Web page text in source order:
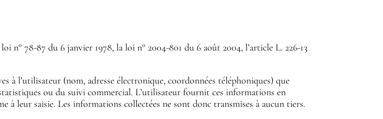
n° 78-87 du 6 janvier 1978, la loi n° 2004-801 du 6 août 2004, l’article L. 226-13
à l’utilisateur (nom, adresse électronique, coordonnées téléphoniques) que
ou du suivi commercial. L’utilisateur fournit ces informations en
à leur saisie. Les informations collectées ne sont donc transmises à aucun tiers.